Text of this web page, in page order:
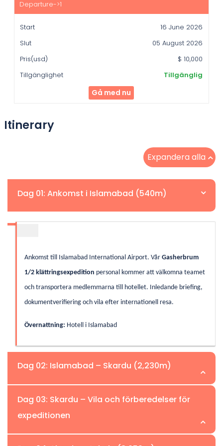
Start
Tillgänglighet
16 June 2026
05 August 2026
$ 10,000
Tillgänglig
Gå med nu
Itinerary
Expandera alla
Dag 01: Ankomst i Islamabad (540m)
Ankomst till Islamabad International Airport. Vår Gasherbrum
1/2 klättringsexpedition personal kommer att välkomna teamet
och transportera medlemmarna till hotellet. Inledande briefing,
dokumentverifiering och vila efter internationell resa.
Övernattning: Hotell i Islamabad
Dag 02: Islamabad – Skardu (2,230m)
Tidigt morgonflyg till Skardu (beroende på vädret). Njut av
Dag 03: Skardu – Vila och förberedelser för
expeditionen